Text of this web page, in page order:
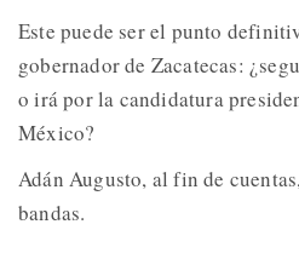
Este puede ser el punto
gobernador de Zacatecas:
o irá por la candidatura
México?
Adán Augusto, al fin de
bandas.